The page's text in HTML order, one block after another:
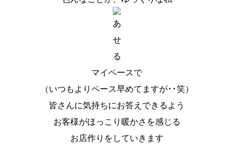
マイペースで
（いつもよりペース早めてますが･･笑）
皆さんに気持ちにお答えできるよう
お客様がほっこり暖かさを感じる
お店作りをしていきます